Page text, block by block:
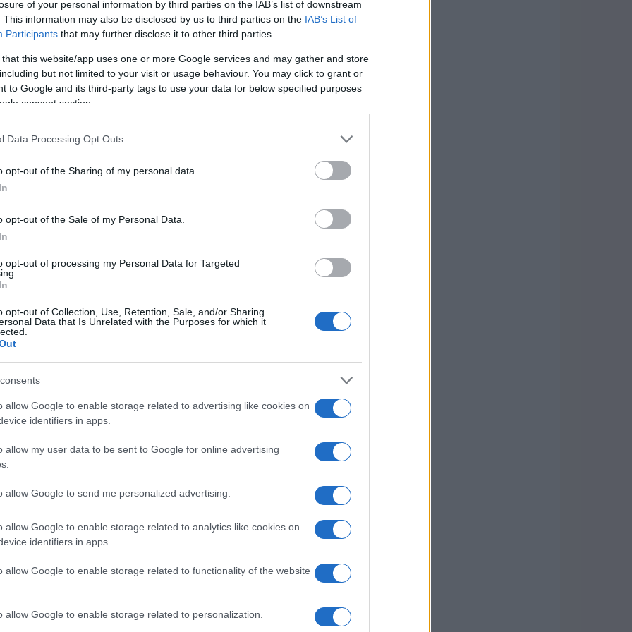
of your personal information by third parties on the IAB’s list of downstream
This information may also be disclosed by us to third parties on the IAB’s List of
Participants that may further disclose it to other third parties.
that this website/app uses one or more Google services and may gather and store
but not limited to your visit or usage behaviour. You may click to grant or
to Google and its third-party tags to use your data for below specified purposes
consent section.
Data Processing Opt Outs
opt-out of the Sharing of my personal data.
opt-out of the Sale of my Personal Data.
opt-out of processing my Personal Data for Targeted
opt-out of Collection, Use, Retention, Sale, and/or Sharing
Data that Is Unrelated with the Purposes for which it
allow Google to enable storage related to advertising like cookies on
identifiers in apps.
allow my user data to be sent to Google for online advertising
allow Google to send me personalized advertising.
allow Google to enable storage related to analytics like cookies on
identifiers in apps.
allow Google to enable storage related to functionality of the website
allow Google to enable storage related to personalization.
di Chris Wiseman? 🎸 Il chitarrista dei
del deathcore, ci porta in un viaggio
nostalgia. Dalle sue prime esperienze con
Wiseman è un vero maestro della sei corde.
di più? Scopriamolo insieme!
che merita di essere raccontata. E per
incondizionato per il potere della musica. Ti
canzone che ti ha fatto battere il cuore? Per
ballata
per la chitarra elettrica, ma ha anche